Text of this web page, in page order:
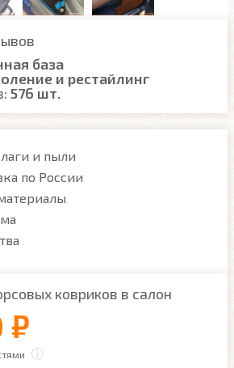
база
и рестайлинг
576 шт.
и пыли
по России
ковриков в салон
₽